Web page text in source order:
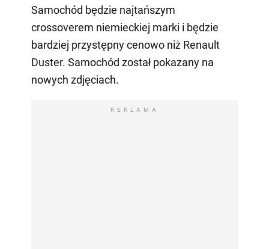
Samochód będzie najtańszym
crossoverem niemieckiej marki i będzie
bardziej przystępny cenowo niż Renault
Duster. Samochód został pokazany na
nowych zdjęciach.
REKLAMA